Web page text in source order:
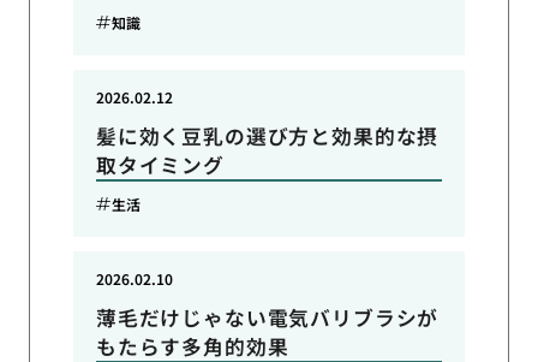
知識
髪に効く豆乳の選び方と効果的な摂
取タイミング
2026.02.12
生活
薄毛だけじゃない電気バリブラシが
もたらす多角的効果
2026.02.10